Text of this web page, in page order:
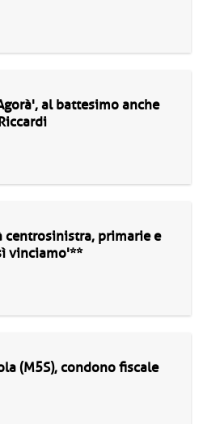
al battesimo anche
centrosinistra, primarie e
vinciamo'**
(M5S), condono fiscale